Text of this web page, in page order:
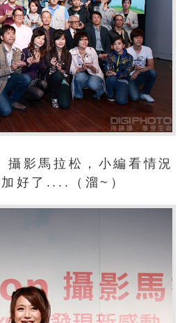
影馬拉松，小編看情況
好了....（溜~）